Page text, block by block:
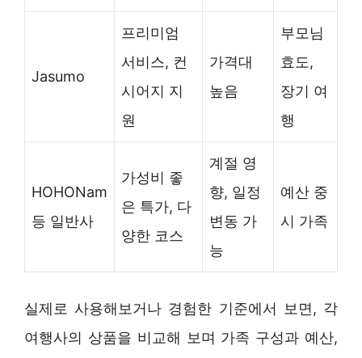
Jasumo
프리미엄
서비스, 컨
시어지 지
원
가격대
높음
부모님
효도,
장기 여
행
HOHONam
등 일반사
가성비 좋
은 특가, 다
양한 코스
계절 영
향, 일정
변동 가
능
예산 중
시 가족
실제로 사용해보거나 경험한 기준에서 보면, 각
여행사의 상품을 비교해 보며 가족 구성과 예산,